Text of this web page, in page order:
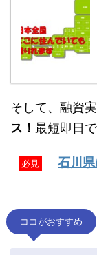
そして、融資
ス！ 最短即日
必見
石川
ココがおすすめ